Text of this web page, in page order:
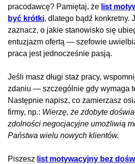
pracodawcę? Pamiętaj, że list
być krótki, dlatego bądź konkretny.
zaznacz, o jakie stanowisko się
entuzjazm ofertą — szefowie
praca jest jednocześnie pasją.
Jeśli masz długi staż pracy,
zdaniu — szczególnie gdy wymaga
Następnie napisz, co zamierzasz
firmy, np.: Wierzę, że zdobyte
zdolności negocjacyjne umożliwią
Państwa wielu nowych klientów.
Piszesz list motywacyjny bez